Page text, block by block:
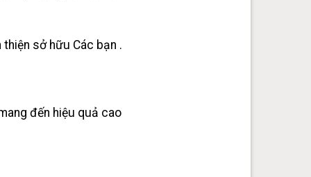
sở hữu Các bạn .
đến hiệu quả cao